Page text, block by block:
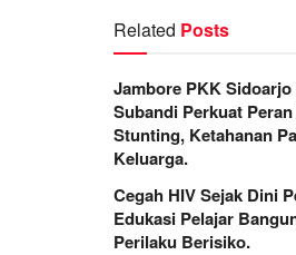
Related Posts
Jambore PKK Sidoarjo
Subandi Perkuat
Stunting, Ketahanan
Keluarga.
Cegah HIV Sejak Dini
Edukasi Pelajar
Perilaku Berisiko.